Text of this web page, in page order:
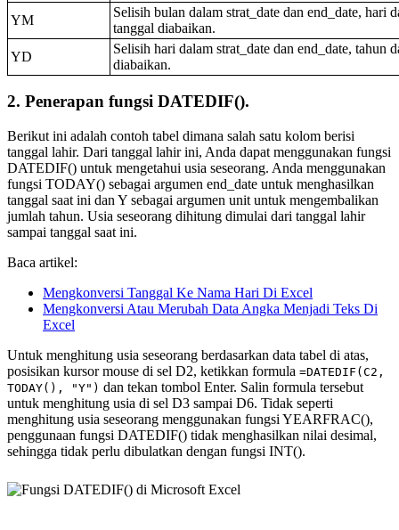
YM
Selisih bulan dalam strat_date dan end_date, hari
tanggal diabaikan.
YD
Selisih hari dalam strat_date dan end_date, tahun
diabaikan.
2. Penerapan fungsi DATEDIF().
Berikut ini adalah contoh tabel dimana salah satu kolom berisi
tanggal lahir. Dari tanggal lahir ini, Anda dapat menggunakan fungsi
DATEDIF() untuk mengetahui usia seseorang. Anda menggunakan
fungsi TODAY() sebagai argumen end_date untuk menghasilkan
tanggal saat ini dan Y sebagai argumen unit untuk mengembalikan
jumlah tahun. Usia seseorang dihitung dimulai dari tanggal lahir
sampai tanggal saat ini.
Baca artikel:
Mengkonversi Tanggal Ke Nama Hari Di Excel
Mengkonversi Atau Merubah Data Angka Menjadi Teks Di
Excel
Untuk menghitung usia seseorang berdasarkan data tabel di atas,
posisikan kursor mouse di sel D2, ketikkan formula =DATEDIF(C2,
TODAY(), "Y") dan tekan tombol Enter. Salin formula tersebut
untuk menghitung usia di sel D3 sampai D6. Tidak seperti
menghitung usia seseorang menggunakan fungsi YEARFRAC(),
penggunaan fungsi DATEDIF() tidak menghasilkan nilai desimal,
sehingga tidak perlu dibulatkan dengan fungsi INT().